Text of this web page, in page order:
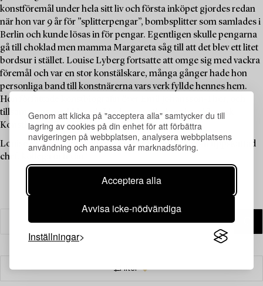
Genom att klicka på "acceptera alla" samtycker du till
lagring av cookies på din enhet för att förbättra
navigeringen på webbplatsen, analysera webbplatsens
användning och anpassa vår marknadsföring.
Acceptera alla
Avvisa icke-nödvändiga
Inställningar
konstföremål under hela sitt liv och första inköpet gjordes redan
när hon var 9 år för ”splitterpengar”, bombsplitter som samlades i
Berlin och kunde lösas in för pengar. Egentligen skulle pengarna
gå till choklad men mamma Margareta såg till att det blev ett litet
bordsur i stället. Louise Lyberg fortsatte att omge sig med vackra
föremål och var en stor konstälskare, många gånger hade hon
personliga band till konstnärerna vars verk fyllde hennes hem.
Hon författade konstbiografin över Emil Johansson-Thor, och
tillsammans med Mereth Lindgren m.fl. skrev hon ”Svensk
Konsthistoria” som kom ut på Signums förlag 1986.
Louise Lyberg har betytt mycket för Bukowskis som uppskattad
chef, kollega och vän.
Filter